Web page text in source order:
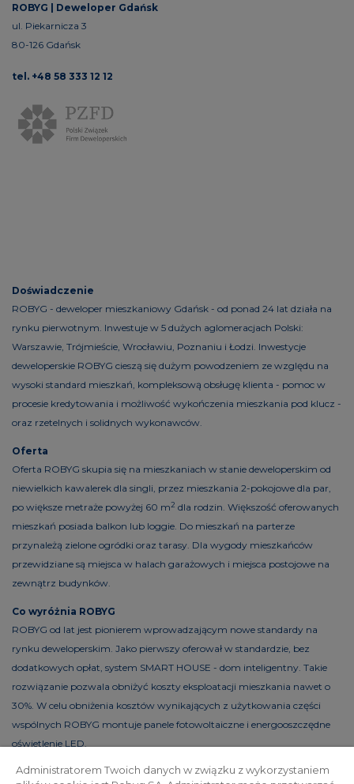
ROBYG | Deweloper Gdańsk
ul. Piekarnicza 3
80-126 Gdańsk
tel. +48 58 333 12 12
Doświadczenie
ROBYG - deweloper mieszkaniowy Gdańsk - od ponad 24 lat działa na
rynku pierwotnym. Inwestuje w 5 dużych aglomeracjach Polski:
Warszawie, Trójmieście, Wrocławiu, Poznaniu i Łodzi. Inwestycje
deweloperskie ROBYG cieszą się dużym powodzeniem ze względu na
wysoki standard mieszkań, kompleksową obsługę klienta - pomoc w
procesie kredytowania i możliwość wykończenia mieszkania pod klucz -
oraz rzetelnych i solidnych wykonawców.
Oferta
Oferta ROBYG skupia się na mieszkaniach w stanie deweloperskim od
niewielkich kawalerek dla singli, przez mieszkania 2-pokojowe dla par,
po większe metraże powyżej 60 m2 dla rodzin. Większość oferowanych
mieszkań posiada balkon lub loggie. Do mieszkań na parterze
przynależą zielone ogródki oraz tarasy. Dla wygody mieszkańców
przewidziane są miejsca w halach garażowych i miejsca postojowe na
zewnątrz budynków.
Co wyróżnia ROBYG
ROBYG od lat jest pionierem wprowadzającym nowe standardy na
rynku deweloperskim. Jako pierwszy oferował w standardzie, bez
dodatkowych opłat, system SMART HOUSE - dom inteligentny. Takie
rozwiązanie pozwala obniżyć koszty eksploatacji mieszkania nawet o
30%. W celu obniżenia kosztów wynikających z użytkowania części
wspólnych ROBYG montuje panele fotowoltaiczne i energooszczędne
oświetlenie LED.
Administratorem Twoich danych w związku z wykorzystaniem